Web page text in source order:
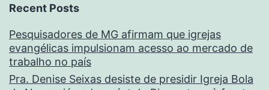
Recent Posts
Pesquisadores de MG afirmam que igrejas
evangélicas impulsionam acesso ao mercado de
trabalho no país
Pra. Denise Seixas desiste de presidir Igreja Bola